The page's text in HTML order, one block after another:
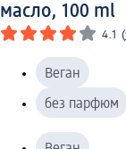
масло, 100 ml
4.1 (
Веган
без парфюм